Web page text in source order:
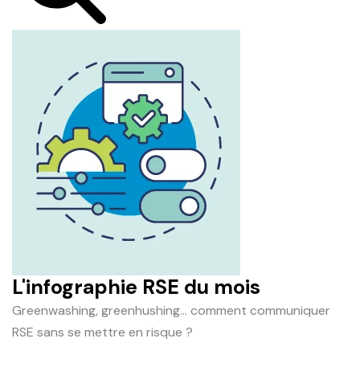
L'infographie RSE du mois
Greenwashing, greenhushing… comment communiquer
RSE sans se mettre en risque ?